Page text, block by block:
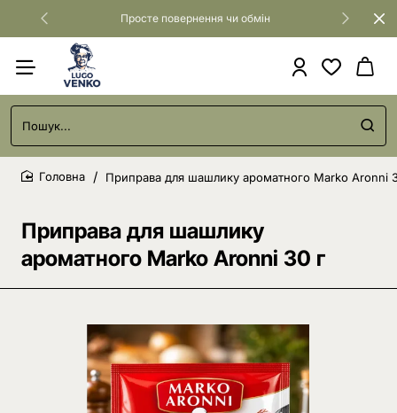
Просте повернення чи обмін
Пошук...
Приправа для шашлику
ароматного Marko Aronni 30 г
Приправа для шашлику ароматного Marko Aronni